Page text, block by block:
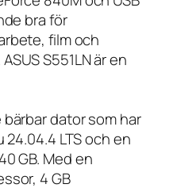
bra för
film och
S551LN är en
bärbar dator som har
LTS och en
GB. Med en
4 GB